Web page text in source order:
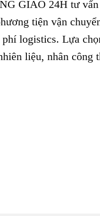
GIAO 24H tư vấn
tiện vận
logistics. Lựa
liệu, nhân công